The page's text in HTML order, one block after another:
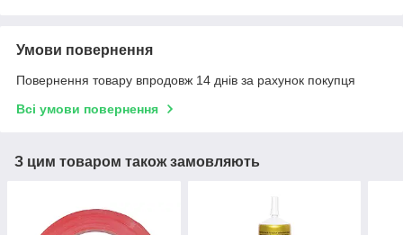
Умови повернення
Повернення товару впродовж 14 днів за рахунок покупця
Всі умови повернення
З цим товаром також замовляють